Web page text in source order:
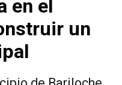
en el
un